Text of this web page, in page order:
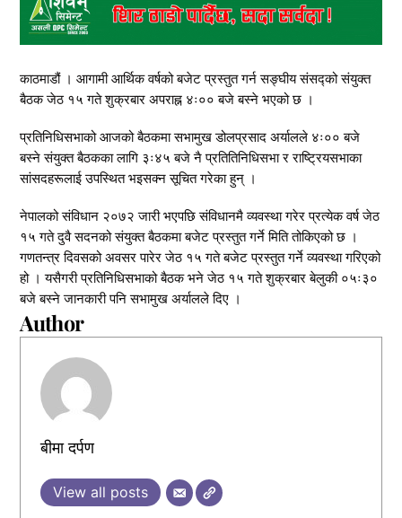
काठमाडौं । आगामी आर्थिक वर्षको बजेट प्रस्तुत गर्न सङ्घीय संसद्को संयुक्त
बैठक जेठ १५ गते शुक्रबार अपराह्न ४ः०० बजे बस्ने भएको छ ।
प्रतिनिधिसभाको आजको बैठकमा सभामुख डोलप्रसाद अर्यालले ४ः०० बजे
बस्ने संयुक्त बैठकका लागि ३ः४५ बजे नै प्रतितिनिधिसभा र राष्ट्रियसभाका
सांसदहरूलाई उपस्थित भइसक्न सूचित गरेका हुन् ।
नेपालको संविधान २०७२ जारी भएपछि संविधानमै व्यवस्था गरेर प्रत्येक वर्ष जेठ
१५ गते दुवै सदनको संयुक्त बैठकमा बजेट प्रस्तुत गर्ने मिति तोकिएको छ ।
गणतन्त्र दिवसको अवसर पारेर जेठ १५ गते बजेट प्रस्तुत गर्ने व्यवस्था गरिएको
हो । यसैगरी प्रतिनिधिसभाको बैठक भने जेठ १५ गते शुक्रबार बेलुकी ०५ः३०
बजे बस्ने जानकारी पनि सभामुख अर्यालले दिए ।
Author
बीमा दर्पण
View all posts